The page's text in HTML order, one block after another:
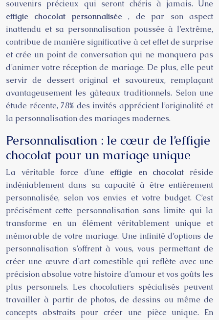
souvenirs précieux qui seront chéris à jamais. Une
effigie chocolat personnalisée, de par son aspect
inattendu et sa personnalisation poussée à l’extrême,
contribue de manière significative à cet effet de surprise
et crée un point de conversation qui ne manquera pas
d’animer votre réception de mariage. De plus, elle peut
servir de dessert original et savoureux, remplaçant
avantageusement les gâteaux traditionnels. Selon une
étude récente, 78% des invités apprécient l’originalité et
la personnalisation des mariages modernes.
Personnalisation : le cœur de l’effigie
chocolat pour un mariage unique
La véritable force d’une effigie en chocolat réside
indéniablement dans sa capacité à être entièrement
personnalisée, selon vos envies et votre budget. C’est
précisément cette personnalisation sans limite qui la
transforme en un élément véritablement unique et
mémorable de votre mariage. Une infinité d’options de
personnalisation s’offrent à vous, vous permettant de
créer une œuvre d’art comestible qui reflète avec une
précision absolue votre histoire d’amour et vos goûts les
plus personnels. Les chocolatiers spécialisés peuvent
travailler à partir de photos, de dessins ou même de
concepts abstraits pour créer une pièce unique. En